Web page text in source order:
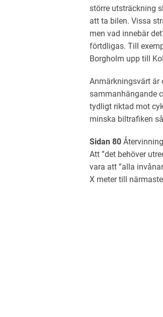
större utsträckning
att ta bilen. Vissa
men vad innebär
förtdligas. Till
Borgholm upp till
Anmärkningsvärt är
sammanhängande
tydligt riktad mot
minska biltrafiken
Sidan 80
Att ”det behöver
vara att ”alla
X meter till